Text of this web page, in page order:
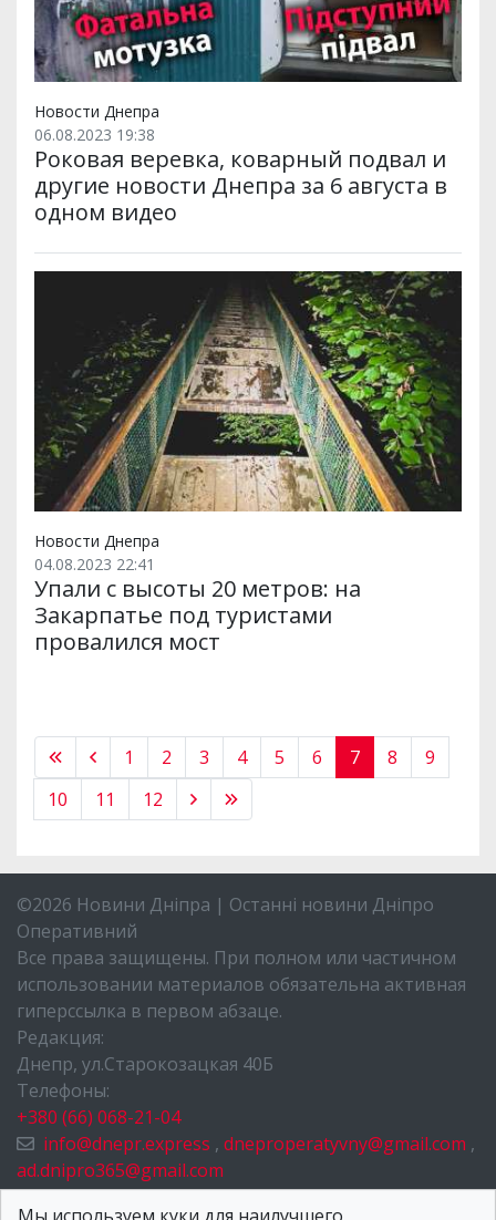
Новости Днепра
06.08.2023 19:38
Роковая веревка, коварный подвал и
другие новости Днепра за 6 августа в
одном видео
Новости Днепра
04.08.2023 22:41
Упали с высоты 20 метров: на
Закарпатье под туристами
провалился мост
1 2 3 4 5 6 7 8
9
10
11 12
©2026 Новини Дніпра | Останні новини Дніпро
Оперативний
Все права защищены. При полном или частичном
использовании материалов обязательна активная
гиперссылка в первом абзаце.
Редакция:
Днепр, ул.Старокозацкая 40Б
Телефоны:
+380 (66) 068-21-04
info@dnepr.express , dneproperatyvny@gmail.com ,
ad.dnipro365@gmail.com
НОВОСТИ ДНЕПРА